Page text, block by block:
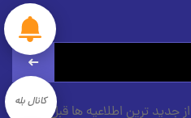
جدید ترین اطلاعیه ها قبل از
کانال بله